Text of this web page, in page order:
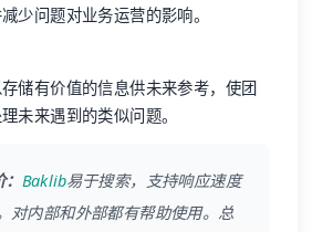
少问题对业务运营的影响。
储有价值的信息供未来参考，使团
未来遇到的类似问题。
Baklib易于搜索，支持响应速度
对内部和外部都有帮助使用。总